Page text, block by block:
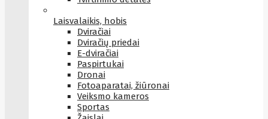
Laisvalaikis, hobis
Dviračiai
Dviračių priedai
E-dviračiai
Paspirtukai
Dronai
Fotoaparatai, žiūronai
Veiksmo kameros
Sportas